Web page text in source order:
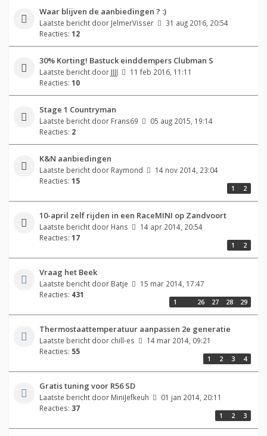
Waar blijven de aanbiedingen ? :)
Laatste bericht door JelmerVisser
31 aug 2016, 20:54
Reacties: 12
30% Korting! Bastuck einddempers Clubman S
Laatste bericht door JJJJ
11 feb 2016, 11:11
Reacties: 10
Stage 1 Countryman
Laatste bericht door Frans69
05 aug 2015, 19:14
Reacties: 2
K&N aanbiedingen
Laatste bericht door Raymond
14 nov 2014, 23:04
Reacties: 15
1 2
10-april zelf rijden in een RaceMINI op Zandvoort
Laatste bericht door Hans
14 apr 2014, 20:54
Reacties: 17
1 2
Vraag het Beek
Laatste bericht door Batje
15 mar 2014, 17:47
Reacties: 431
1 26 27 28 29
Thermostaattemperatuur aanpassen 2e generatie
Laatste bericht door chill-es
14 mar 2014, 09:21
Reacties: 55
1 2 3 4
Gratis tuning voor R56 SD
Laatste bericht door MiniJefkeuh
01 jan 2014, 20:11
Reacties: 37
1 2 3